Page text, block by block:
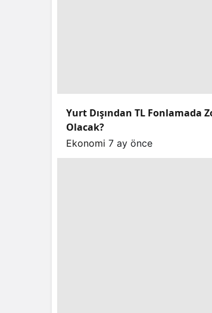
Yurt Dışından TL Fonlamada
Olacak?
Ekonomi 7 ay önce